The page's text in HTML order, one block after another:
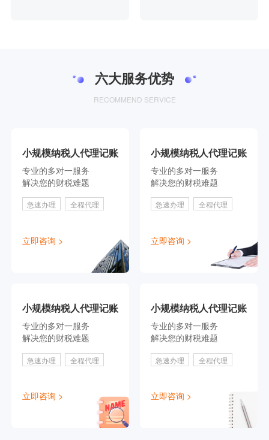
六大服务优势
RECOMMEND SERVICE
小规模纳税人代理记账
专业的多对一服务
解决您的财税难题
急速办理 全程代理
立即咨询 >
小规模纳税人代理记账
专业的多对一服务
解决您的财税难题
急速办理 全程代理
立即咨询 >
小规模纳税人代理记账
专业的多对一服务
解决您的财税难题
急速办理 全程代理
立即咨询 >
小规模纳税人代理记账
专业的多对一服务
解决您的财税难题
急速办理 全程代理
立即咨询 >